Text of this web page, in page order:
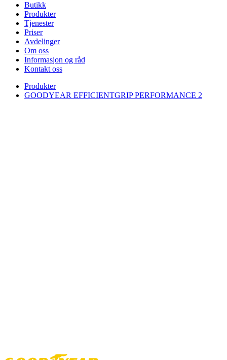
Butikk
Produkter
Tjenester
Priser
Avdelinger
Om oss
Informasjon og råd
Kontakt oss
Produkter
GOODYEAR EFFICIENTGRIP PERFORMANCE 2